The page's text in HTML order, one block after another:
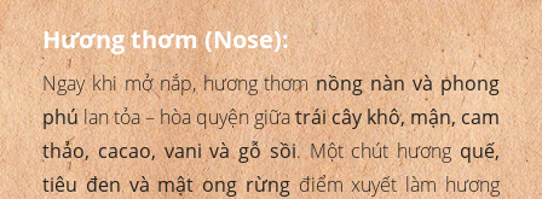
Hương thơm (Nose):
Ngay khi mở nắp, hương thơmnồng nàn và phong
phúlan tỏa – hòa quyện giữatrái cây khô, mận, cam
thảo, cacao, vani và gỗ sồi. Một chút hươngquế,
tiêu đen và mật ong rừngđiểm xuyết làm hương